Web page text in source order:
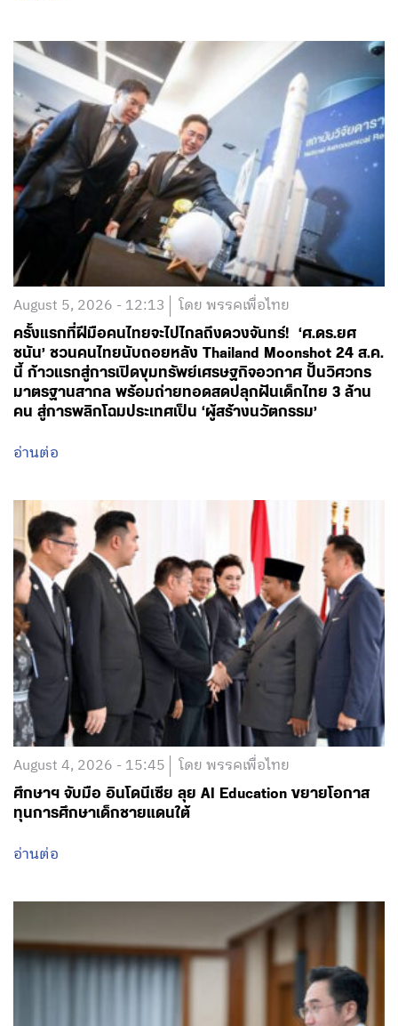
August 5, 2026 - 12:13 โดย พรรคเพื่อไทย
ครั้งแรกที่ฝีมือคนไทยจะไปไกลถึงดวงจันทร์! ‘ศ.ดร.ยศ
ชนัน’ ชวนคนไทยนับถอยหลัง Thailand Moonshot 24 ส.ค.
นี้ ก้าวแรกสู่การเปิดขุมทรัพย์เศรษฐกิจอวกาศ ปั้นวิศวกร
มาตรฐานสากล พร้อมถ่ายทอดสดปลุกฝันเด็กไทย 3 ล้าน
คน สู่การพลิกโฉมประเทศเป็น ‘ผู้สร้างนวัตกรรม’
อ่านต่อ
August 4, 2026 - 15:45 โดย พรรคเพื่อไทย
ศึกษาฯ จับมือ อินโดนีเซีย ลุย AI Education ขยายโอกาส
ทุนการศึกษาเด็กชายแดนใต้
อ่านต่อ